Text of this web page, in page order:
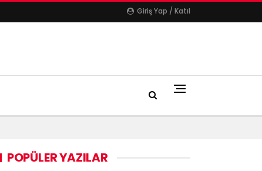
Giriş Yap / Katıl
POPÜLER YAZILAR